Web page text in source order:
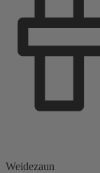
Weidezaun